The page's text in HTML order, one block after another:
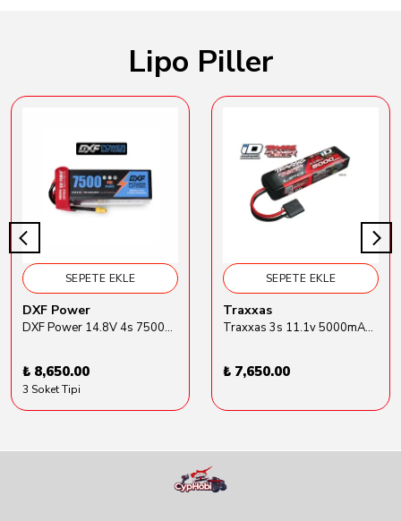
Lipo Piller
SEPETE EKLE
DXF Power
DXF Power 14.8V 4s 7500mAh 80C Hardcase Lipo Batarya
₺ 8,650.00
3 Soket Tipi
SEPETE EKLE
Traxxas
Traxxas 3s 11.1v 5000mAh Lipo Batarya (TRX 2872X)
₺ 7,650.00